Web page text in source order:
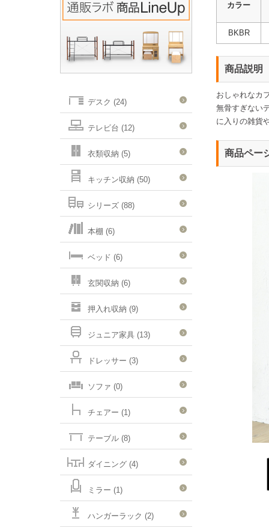
カラー
BKBR
商品説明
おしゃれなカ
無骨すぎない
に入りの雑貨
商品ペー
デスク (24)
テレビ台 (12)
衣類収納 (5)
キッチン収納 (50)
シリーズ (88)
本棚 (6)
ベッド (6)
玄関収納 (6)
押入れ収納 (9)
ジュニア家具 (13)
ドレッサー (3)
ソファ (0)
チェアー (1)
テーブル (8)
ダイニング (4)
ミラー (1)
ハンガーラック (2)